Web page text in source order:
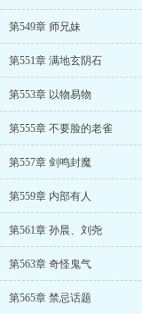
第549章 师兄妹
第551章 满地玄阴石
第553章 以物易物
第555章 不要脸的老雀
第557章 剑鸣封魔
第559章 内部有人
第561章 孙晨、刘尧
第563章 奇怪鬼气
第565章 禁忌话题